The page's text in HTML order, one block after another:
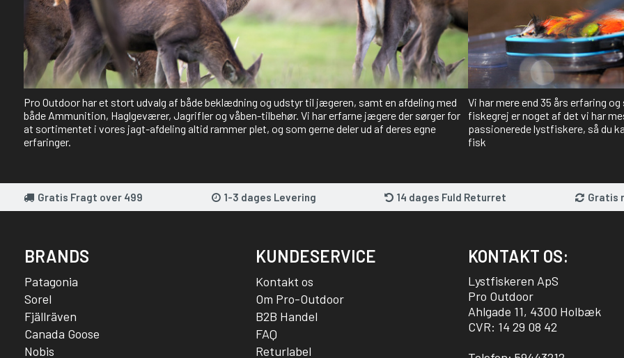
Pro Outdoor har et stort udvalg af både beklædning og udstyr til jægeren, samt en afdeling med
både Ammunition, Haglgeværer, Jagrifler og våben-tilbehør. Vi har erfarne jægere der sørger for
at sortimentet i vores jagt-afdeling altid rammer plet, og som gerne deler ud af deres egne
erfaringer.
Vi har mere end 35 års erfaring
fiskegrej er noget af det vi har
passionerede lystfiskere, så du
fisk
Gratis Fragt over 499 1-3 dages Levering 14 dages Fuld Returret Gratis
BRANDS
Patagonia
Sorel
Fjällräven
Canada Goose
Nobis
KUNDESERVICE
Kontakt os
Om Pro-Outdoor
B2B Handel
FAQ
Returlabel
KONTAKT OS:
Lystfiskeren ApS
Pro Outdoor
Ahlgade 11, 4300 Holbæk
CVR: 14 29 08 42